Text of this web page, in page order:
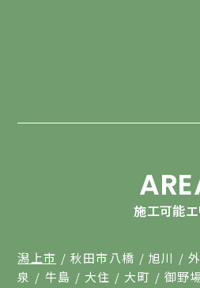
施工可能エ
潟上市 秋田市八橋 旭川
泉
牛島 大住 大町 御野